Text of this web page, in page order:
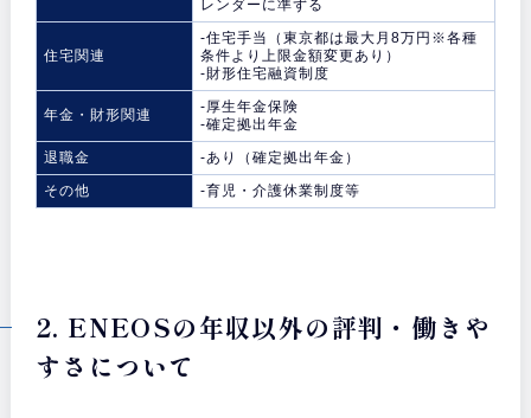
レンダーに準ずる
住宅関連
-住宅手当（東京都は最大月8万円※各種
条件より上限金額変更あり）
-財形住宅融資制度
年金・財形関連
-厚生年金保険
-確定拠出年金
退職金
-あり（確定拠出年金）
その他
-育児・介護休業制度等
2. ENEOSの年収以外の評判・働きや
すさについて